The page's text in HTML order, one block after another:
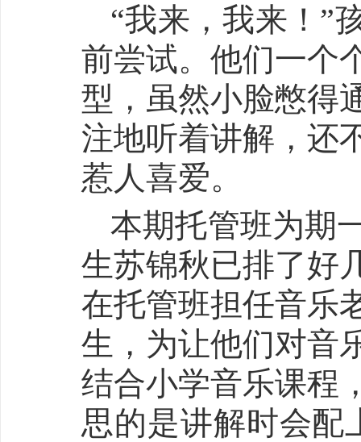
“我来，我来！”
前尝试。他们一个
型，虽然小脸憋得
注地听着讲解，还
惹人喜爱。
本期托管班为期
生苏锦秋已排了好
在托管班担任音乐
生，为让他们对音
结合小学音乐课程
思的是讲解时会配